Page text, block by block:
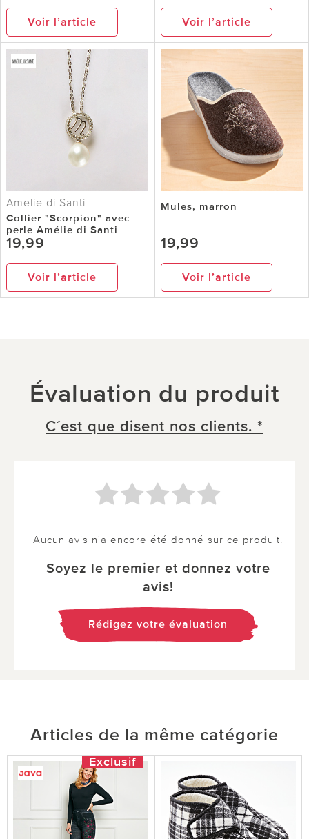
Voir l’article Voir l’article
Amelie di Santi
Collier "Scorpion" avec
perle Amélie di Santi
19,99
Voir l’article
Mules, marron
19,99
Voir l’article
Évaluation du produit
C´est que disent nos clients. *
Aucun avis n'a encore été donné sur ce produit.
Soyez le premier et donnez votre
avis!
Rédigez votre évaluation
Articles de la même catégorie
Exclusif